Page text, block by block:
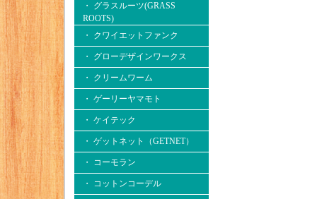
・ グラスルーツ(GRASS
ROOTS)
・ クワイエットファンク
・ グローデザインワークス
・ クリームワーム
・ ゲーリーヤマモト
・ ケイテック
・ ゲットネット（GETNET）
・ コーモラン
・ コットンコーデル